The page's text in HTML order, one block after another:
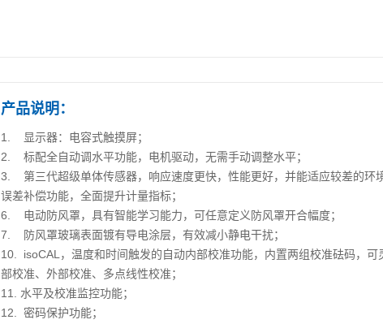
产品说明：
1. 显示器：电容式触摸屏；
2. 标配全自动调水平功能，电机驱动，无需手动调整水平；
3. 第三代超级单体传感器，响应速度更快，性能更好，并能适应较差的环
误差补偿功能，全面提升计量指标；
6. 电动防风罩，具有智能学习能力，可任意定义防风罩开合幅度；
7. 防风罩玻璃表面镀有导电涂层，有效减小静电干扰；
10. isoCAL，温度和时间触发的自动内部校准功能，内置两组校准砝码，可
部校准、外部校准、多点线性校准；
11. 水平及校准监控功能；
12. 密码保护功能；